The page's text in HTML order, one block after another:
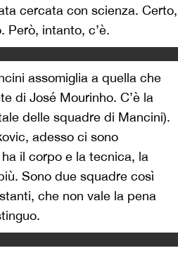
cercata con scienza. Certo,
Però, intanto, c’è.
assomiglia a quella che
di José Mourinho. C’è la
delle squadre di Mancini).
adesso ci sono
il corpo e la tecnica, la
Sono due squadre così
che non vale la pena